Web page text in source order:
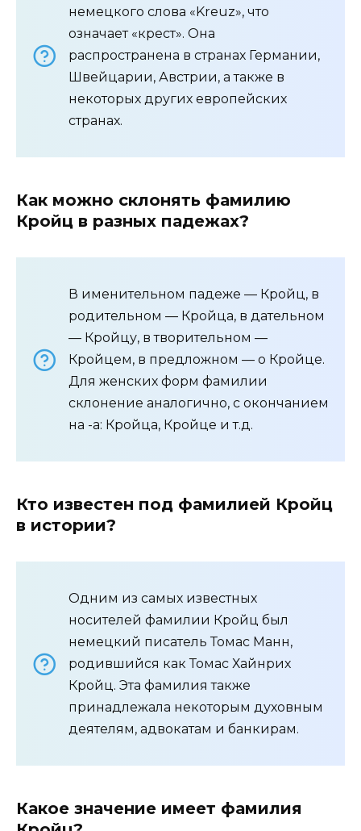
немецкого слова «Kreuz», что
означает «крест». Она
распространена в странах Германии,
Швейцарии, Австрии, а также в
некоторых других европейских
странах.
Как можно склонять фамилию
Кройц в разных падежах?
В именительном падеже — Кройц, в
родительном — Кройца, в дательном
— Кройцу, в творительном —
Кройцем, в предложном — о Кройце.
Для женских форм фамилии
склонение аналогично, с окончанием
на -а: Кройца, Кройце и т.д.
Кто известен под фамилией Кройц
в истории?
Одним из самых известных
носителей фамилии Кройц был
немецкий писатель Томас Манн,
родившийся как Томас Хайнрих
Кройц. Эта фамилия также
принадлежала некоторым духовным
деятелям, адвокатам и банкирам.
Какое значение имеет фамилия